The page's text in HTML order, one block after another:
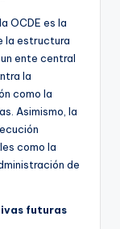
OCDE es la
la estructura
ente central
la
como la
Asimismo, la
como la
de
futuras